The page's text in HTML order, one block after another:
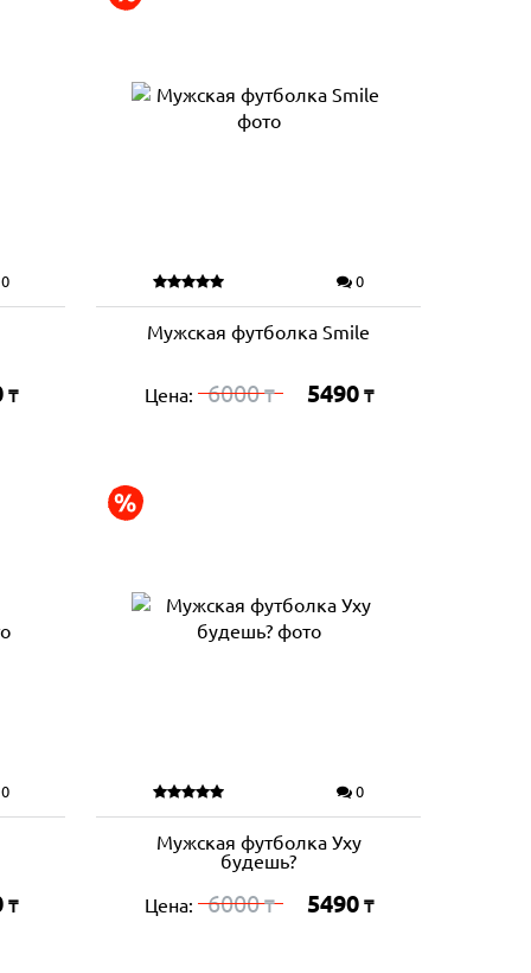
₸
0
Мужская футболка Smile
Цена: 6000₸ 5490 ₸
₸
0
Мужская футболка Уху
будешь?
Цена: 6000₸ 5490 ₸